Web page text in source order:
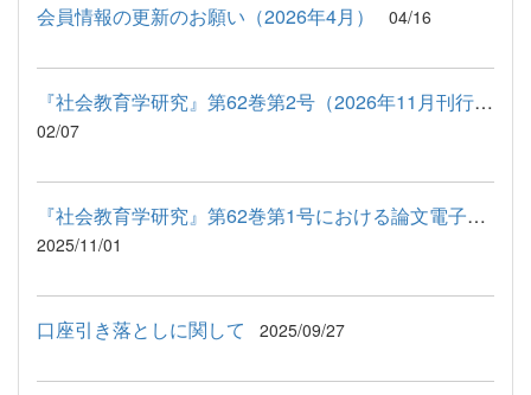
会員情報の更新のお願い（2026年4月） 04/16
『社会教育学研究』第62巻第2号（2026年11月刊行予定）への投稿原...
02/07
『社会教育学研究』第62巻第1号における論文電子投稿システム稼働...
2025/11/01
口座引き落としに関して 2025/09/27